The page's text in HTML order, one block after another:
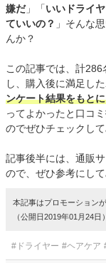
嫌だ」「いいドライ
ていいの？ 」そんな
んか？
この記事では、計
し、購入後に満足し
ンケート結果をもと
ってよかったと口コ
のでぜひチェックして
記事後半には、通販
ので、ぜひ参考にして
本記事はプロモーション
（公開日2019年01月24日）
#ドライヤー #ヘアケア